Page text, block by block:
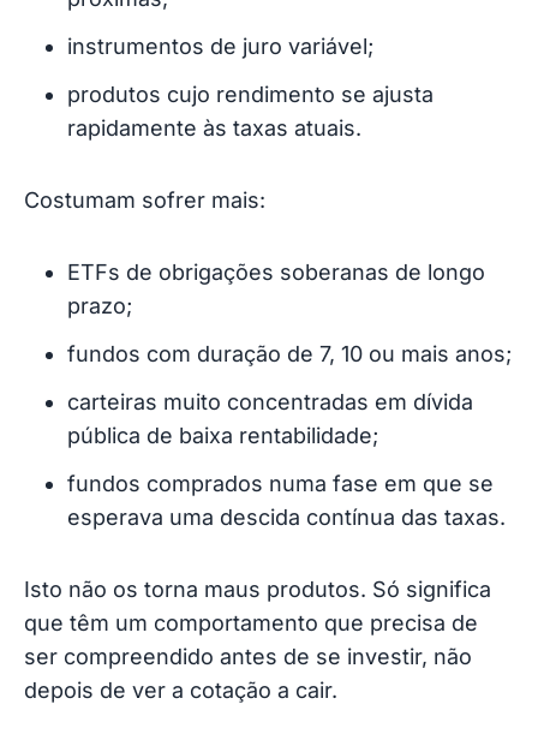
instrumentos de juro variável;
produtos cujo rendimento se ajusta
rapidamente às taxas atuais.
Costumam sofrer mais:
ETFs de obrigações soberanas de longo
prazo;
fundos com duração de 7, 10 ou mais anos;
carteiras muito concentradas em dívida
pública de baixa rentabilidade;
fundos comprados numa fase em que se
esperava uma descida contínua das taxas.
Isto não os torna maus produtos. Só significa
que têm um comportamento que precisa de
ser compreendido antes de se investir, não
depois de ver a cotação a cair.